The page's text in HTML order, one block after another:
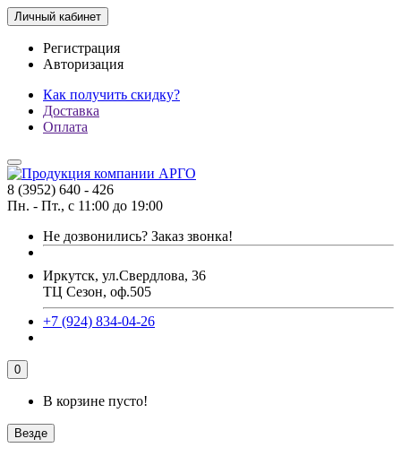
Личный кабинет
Регистрация
Авторизация
Как получить скидку?
Доставка
Оплата
8 (3952) 640 - 426
Пн. - Пт., с 11:00 до 19:00
Не дозвонились? Заказ звонка!
Иркутск, ул.Свердлова, 36
ТЦ Сезон, оф.505
+7 (924) 834-04-26
0
В корзине пусто!
Везде